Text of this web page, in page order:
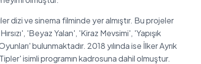
dizi ve sinema filminde yer almıştır. Bu projeler
'Beyaz Yalan', 'Kiraz Mevsimi', 'Yapışık
bulunmaktadır. 2018 yılında ise İlker Ayrık
isimli programın kadrosuna dahil olmuştur.